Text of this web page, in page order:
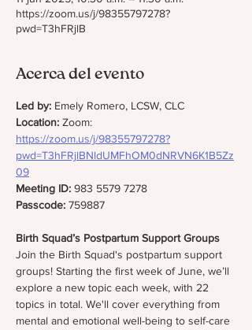
https://zoom.us/j/98355797278?
pwd=T3hFRjlB
Acerca del evento
Led by: Emely Romero, LCSW, CLC
Location: Zoom:
https://zoom.us/j/98355797278?
pwd=T3hFRjlBNldUMFhOM0dNRVN6K1B5Zz
09
Meeting ID: 983 5579 7278
Passcode: 759887
Birth Squad’s Postpartum Support Groups
Join the Birth Squad's postpartum support
groups! Starting the first week of June, we’ll
explore a new topic each week, with 22
topics in total. We'll cover everything from
mental and emotional well-being to self-care